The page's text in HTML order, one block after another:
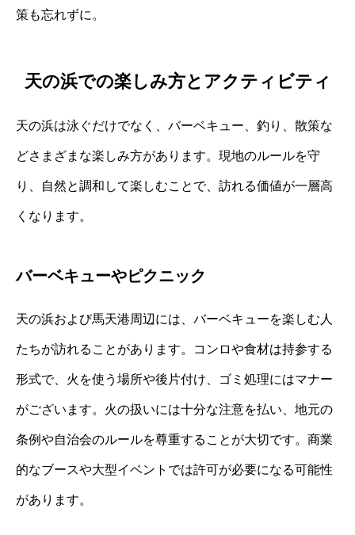
策も忘れずに。
天の浜での楽しみ方とアクティビティ
天の浜は泳ぐだけでなく、バーベキュー、釣り、散策な
どさまざまな楽しみ方があります。現地のルールを守
り、自然と調和して楽しむことで、訪れる価値が一層高
くなります。
バーベキューやピクニック
天の浜および馬天港周辺には、バーベキューを楽しむ人
たちが訪れることがあります。コンロや食材は持参する
形式で、火を使う場所や後片付け、ゴミ処理にはマナー
がございます。火の扱いには十分な注意を払い、地元の
条例や自治会のルールを尊重することが大切です。商業
的なブースや大型イベントでは許可が必要になる可能性
があります。